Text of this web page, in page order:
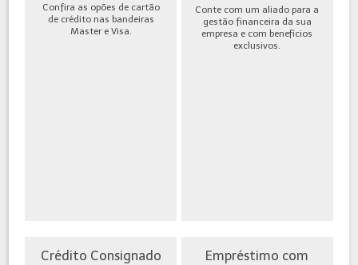
Confira as opões de cartão
de crédito nas bandeiras
Master e Visa.
Conte com um aliado para a
gestão financeira da sua
empresa e com benefícios
exclusivos.
Crédito Consignado
Empréstimo com